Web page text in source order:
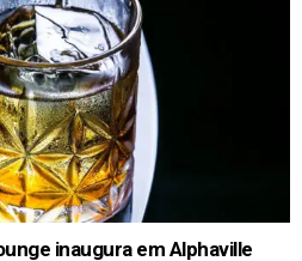
inaugura em Alphaville